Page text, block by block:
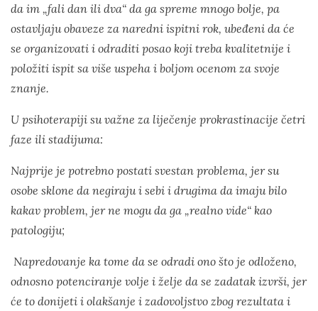
da im „fali dan ili dva“ da ga spreme mnogo bolje, pa
ostavljaju obaveze za naredni ispitni rok, ubeđeni da će
se organizovati i odraditi posao koji treba kvalitetnije i
položiti ispit sa više uspeha i boljom ocenom za svoje
znanje.
U psihoterapiji su važne za liječenje prokrastinacije četri
faze ili stadijuma:
Najprije je potrebno postati svestan problema, jer su
osobe sklone da negiraju i sebi i drugima da imaju bilo
kakav problem, jer ne mogu da ga „realno vide“ kao
patologiju;
Napredovanje ka tome da se odradi ono što je odloženo,
odnosno potenciranje volje i želje da se zadatak izvrši, jer
će to donijeti i olakšanje i zadovoljstvo zbog rezultata i